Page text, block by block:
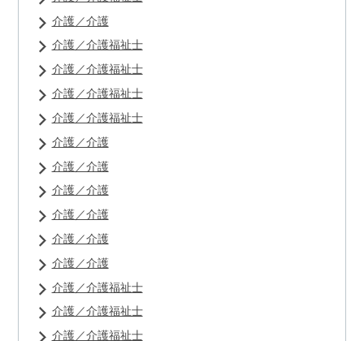
介護／介護
介護／介護福祉士
介護／介護福祉士
介護／介護福祉士
介護／介護福祉士
介護／介護
介護／介護
介護／介護
介護／介護
介護／介護
介護／介護
介護／介護福祉士
介護／介護福祉士
介護／介護福祉士